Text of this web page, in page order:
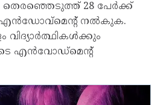
തെരഞ്ഞെടുത്ത് 28 പേർക്ക്
എൻഡോവ്മെന്റ് നൽകുക.
എൻവോഡ്മെന്റ്